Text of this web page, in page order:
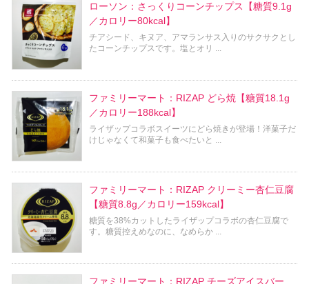
ローソン：さっくりコーンチップス【糖質9.1g
／カロリー80kcal】
チアシード、キヌア、アマランサス入りのサクサクとし
たコーンチップスです。塩とオリ ...
ファミリーマート：RIZAP どら焼【糖質18.1g
／カロリー188kcal】
ライザップコラボスイーツにどら焼きが登場！洋菓子だ
けじゃなくて和菓子も食べたいと ...
ファミリーマート：RIZAP クリーミー杏仁豆腐
【糖質8.8g／カロリー159kcal】
糖質を38%カットしたライザップコラボの杏仁豆腐で
す。糖質控えめなのに、なめらか ...
ファミリーマート：RIZAP チーズアイスバー